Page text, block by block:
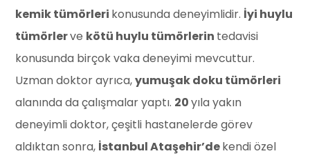
kemik tümörleri konusunda deneyimlidir. İyi huylu
tümörlerve kötü huylu tümörlerin tedavisi
konusunda birçok vaka deneyimi mevcuttur.
Uzman doktor ayrıca,yumuşak doku tümörleri
alanında da çalışmalar yaptı. 20yıla yakın
deneyimli doktor, çeşitli hastanelerde görev
aldıktan sonra, İstanbul Ataşehir’dekendi özel